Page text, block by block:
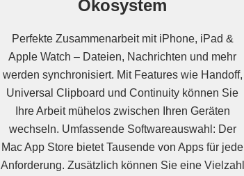
Ökosystem
Perfekte Zusammenarbeit mit iPhone, iPad &
Apple Watch – Dateien, Nachrichten und mehr
werden synchronisiert. Mit Features wie Handoff,
Universal Clipboard und Continuity können Sie
Ihre Arbeit mühelos zwischen Ihren Geräten
wechseln. Umfassende Softwareauswahl: Der
Mac App Store bietet Tausende von Apps für jede
Anforderung. Zusätzlich können Sie eine Vielzahl